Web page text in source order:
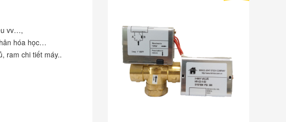
vv…,
hóa học…
ram chi tiết máy..